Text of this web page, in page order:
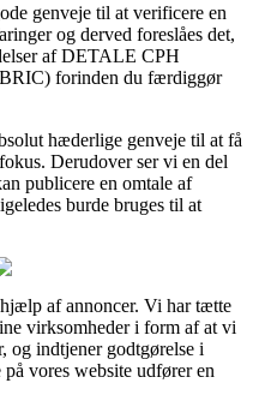
genveje til at verificere en
og derved foreslåes det,
af DETALE CPH
forinden du færdiggør
hæderlige genveje til at få
Derudover ser vi en del
publicere en omtale af
burde bruges til at
af annoncer. Vi har tætte
virksomheder i form af at vi
og indtjener godtgørelse i
vores website udfører en